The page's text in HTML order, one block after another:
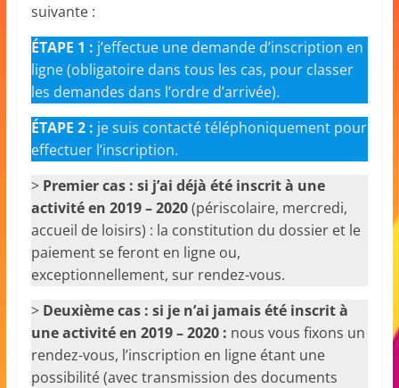
suivante :
ÉTAPE 1 : j’effectue une demande d’inscription en
ligne (obligatoire dans tous les cas, pour classer
les demandes dans l’ordre d’arrivée).
ÉTAPE 2 : je suis contacté téléphoniquement pour
effectuer l’inscription.
> Premier cas : si j’ai déjà été inscrit à une
activité en 2019 – 2020(périscolaire, mercredi,
accueil de loisirs) : la constitution du dossier et le
paiement se feront en ligne ou,
exceptionnellement, sur rendez-vous.
> Deuxième cas : si je n’ai jamais été inscrit à
une activité en 2019 – 2020 : nous vous fixons un
rendez-vous, l’inscription en ligne étant une
possibilité (avec transmission des documents